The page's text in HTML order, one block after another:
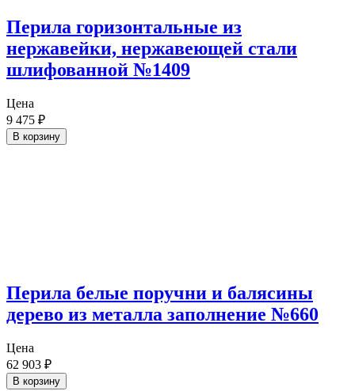
Перила горизонтальные из
нержавейки, нержавеющей стали
шлифованной №1409
Цена
9 475 ₽
В корзину
Перила белые поручни и балясины
дерево из металла заполнение №660
Цена
62 903 ₽
В корзину